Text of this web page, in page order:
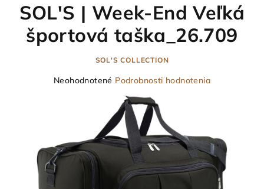
košík
SOL'S | Week-End Veľká
športová taška_26.709
SOL'S COLLECTION
Priemerné
5
hviezdičiek.
Neohodnotené Podrobnosti hodnotenia